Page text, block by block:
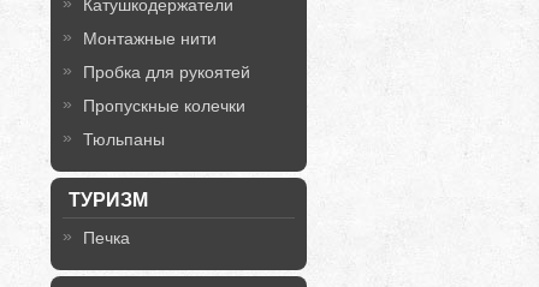
Катушкодержатели
Монтажные нити
Пробка для рукоятей
Пропускные колечки
Тюльпаны
ТУРИЗМ
Печка